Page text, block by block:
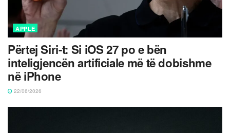
APPLE
Përtej Siri-t: Si iOS 27 po e bën
inteligjencën artificiale më të dobishme
në iPhone
22/06/2026